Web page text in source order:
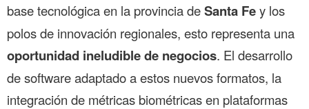
base tecnológica en la provincia deSanta Fey los
polos de innovación regionales, esto representa una
oportunidad ineludible de negocios. El desarrollo
de software adaptado a estos nuevos formatos, la
integración de métricas biométricas en plataformas